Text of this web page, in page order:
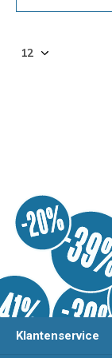
Klantenservice